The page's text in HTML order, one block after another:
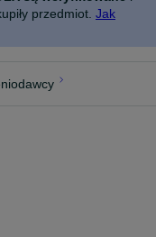
przedmiot. Jak